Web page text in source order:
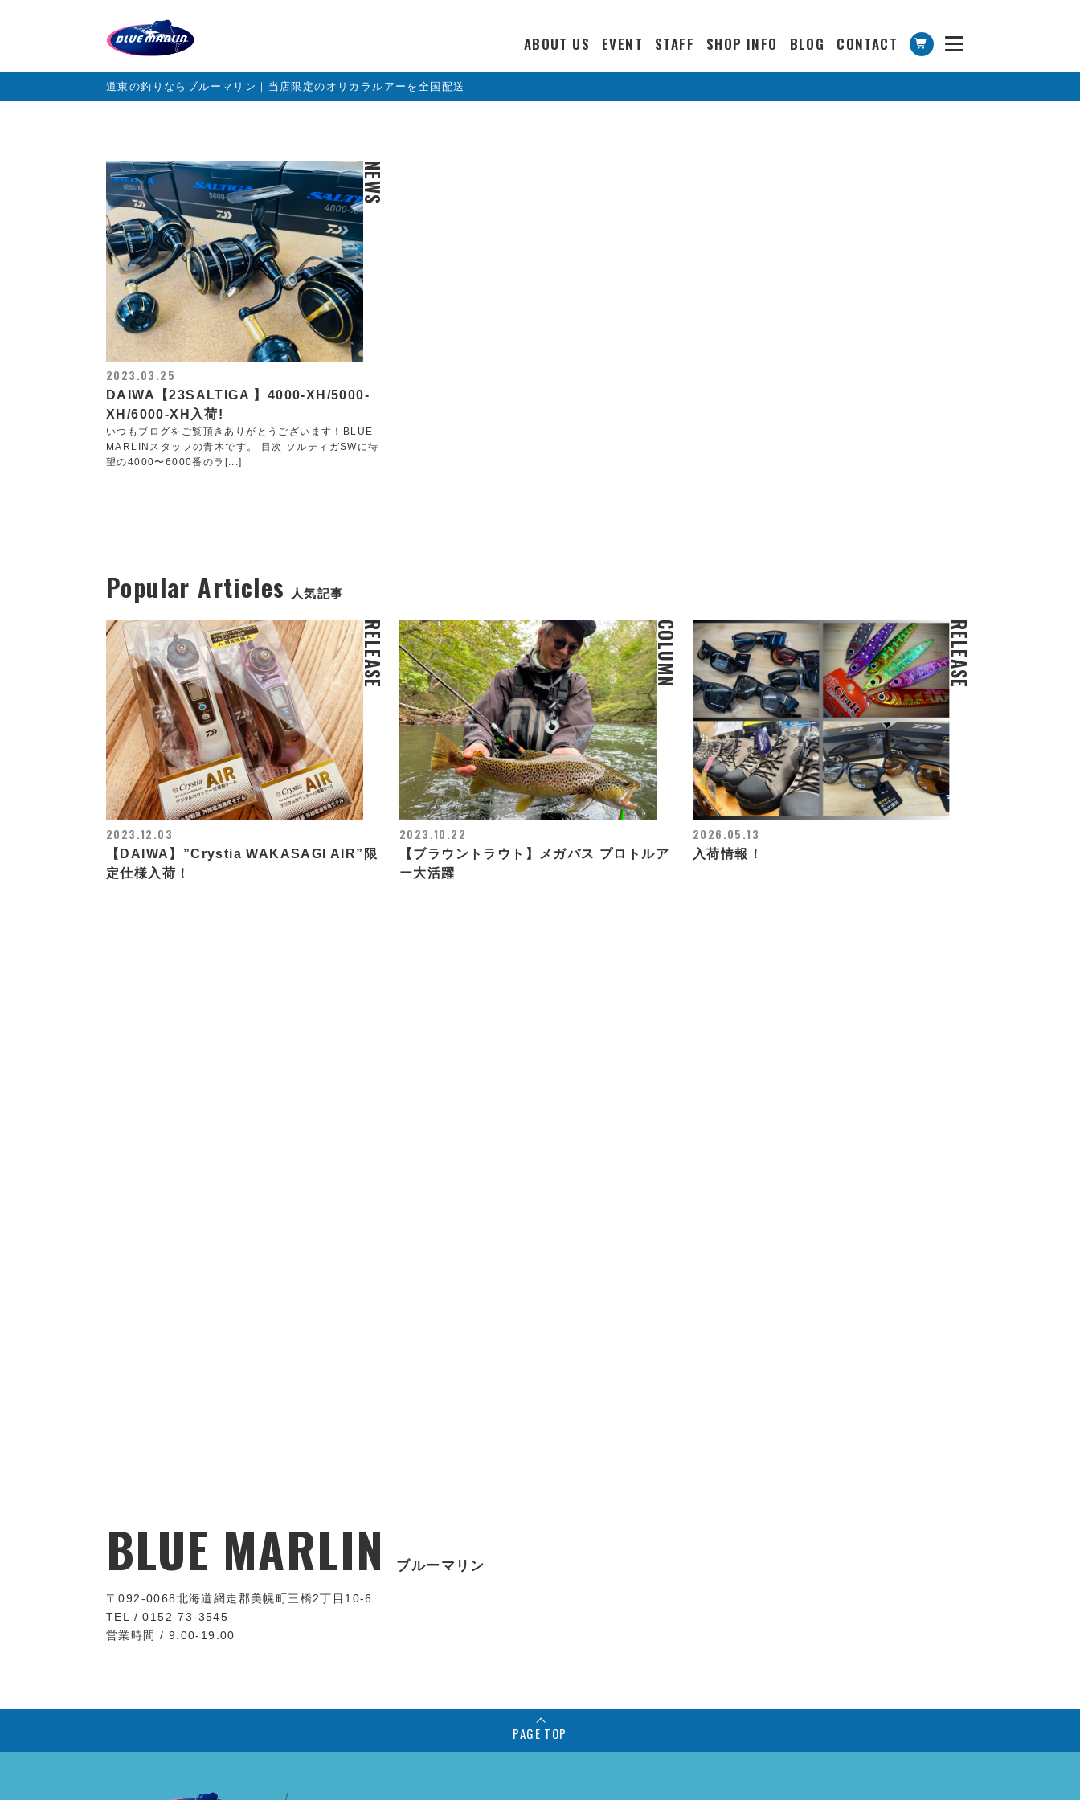
ABOUT US EVENT STAFF SHOP INFO BLOG CONTACT
道東の釣りならブルーマリン｜当店限定のオリカラルアーを全国配送
NEWS
2023.03.25
DAIWA【23SALTIGA 】4000-XH/5000-
XH/6000-XH入荷!
いつもブログをご覧頂きありがとうございます！BLUE
MARLINスタッフの青木です。 目次 ソルティガSWに待
望の4000〜6000番のラ[...]
Popular Articles 人気記事
RELEASE
2023.12.03
【DAIWA】”Crystia WAKASAGI AIR”限
定仕様入荷！
COLUMN
2023.10.22
【ブラウントラウト】メガバス プロトルア
ー大活躍
RELEASE
2026.05.13
入荷情報！
BLUE MARLIN ブルーマリン
〒092-0068北海道網走郡美幌町三橋2丁目10-6
TEL / 0152-73-3545
営業時間 / 9:00-19:00
PAGE TOP